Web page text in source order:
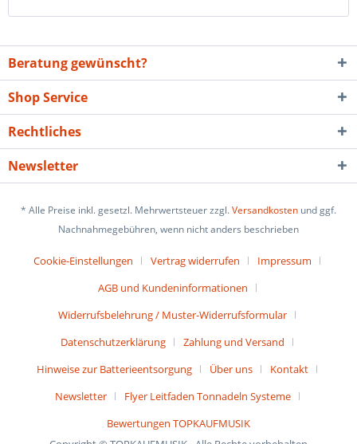
Beratung gewünscht?
Shop Service
Rechtliches
Newsletter
* Alle Preise inkl. gesetzl. Mehrwertsteuer zzgl.Versandkosten und ggf.
Nachnahmegebühren, wenn nicht anders beschrieben
Cookie-Einstellungen Vertrag widerrufen
Impressum
AGB und Kundeninformationen
Widerrufsbelehrung / Muster-Widerrufsformular
Datenschutzerklärung
Zahlung und Versand
Hinweise zur Batterieentsorgung
Über uns
Kontakt
Newsletter
Flyer Leitfaden Tonnadeln Systeme
Bewertungen TOPKAUFMUSIK